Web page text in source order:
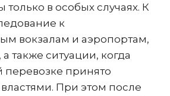
в особых случаях. К
к
вокзалам и аэропортам,
также ситуации, когда
перевозке принято
При этом после